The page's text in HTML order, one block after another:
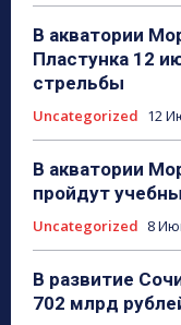
В акватории
Пластунка 12
стрельбы
Uncategorized 12
В акватории
пройдут
Uncategorized 8
В развитие
702 млрд